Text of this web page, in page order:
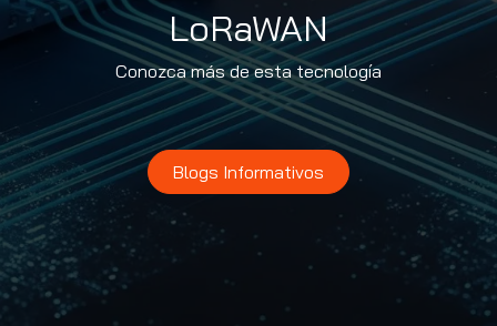
LoRaWAN
Conozca más de esta tecnología
Blogs Informativos